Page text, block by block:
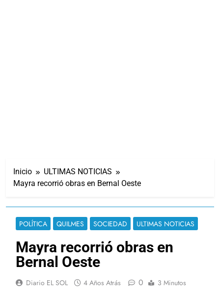
Inicio
ULTIMAS NOTICIAS
Mayra recorrió obras en Bernal Oeste
POLÍTICA QUILMES SOCIEDAD ULTIMAS NOTICIAS
Mayra recorrió obras en
Bernal Oeste
Diario EL SOL 4 Años Atrás 0 3 Minutos